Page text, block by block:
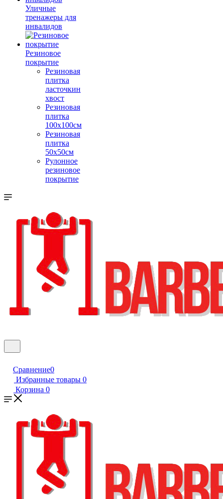
Уличные
тренажеры для
инвалидов
Резиновое
покрытие
Резиновая
плитка
ласточкин
хвост
Резиновая
плитка
100х100см
Резиновая
плитка
50х50см
Рулонное
резиновое
покрытие
Сравнение0
Избранные товары 0
Корзина 0